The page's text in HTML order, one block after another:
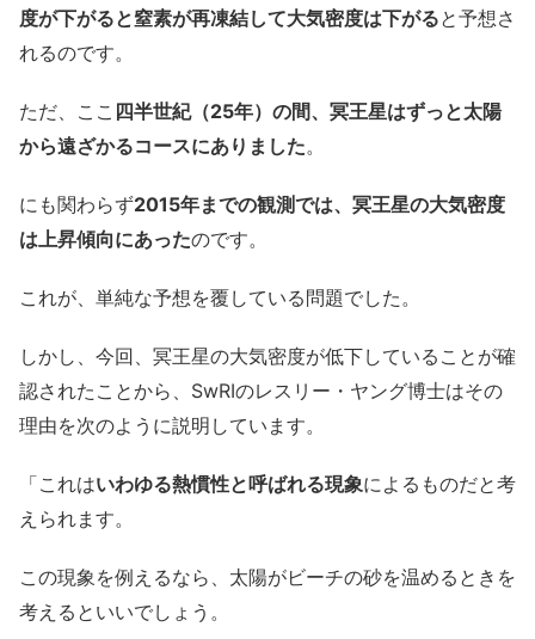
度が下がると窒素が再凍結して大気密度は下がると予想さ
れるのです。
ただ、ここ 四半世紀（25年）の間、冥王星はずっと太陽
から遠ざかるコースにありました。
にも関わらず2015年までの観測では、冥王星の大気密度
は上昇傾向にあったのです。
これが、単純な予想を覆している問題でした。
しかし、今回、冥王星の大気密度が低下していることが確
認されたことから、SwRIのレスリー・ヤング博士はその
理由を次のように説明しています。
「これはいわゆる熱慣性と呼ばれる現象によるものだと考
えられます。
この現象を例えるなら、太陽がビーチの砂を温めるときを
考えるといいでしょう。